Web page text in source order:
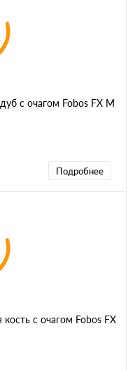
с очагом Fobos FX M
Подробнее
с очагом Fobos FX